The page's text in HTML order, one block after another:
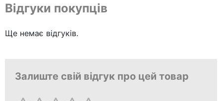
Відгуки покупців
Ще немає відгуків.
Залиште свій відгук про цей товар